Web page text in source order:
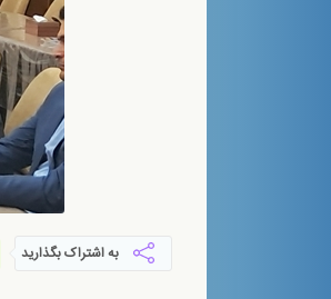
به اشتراک بگذارید